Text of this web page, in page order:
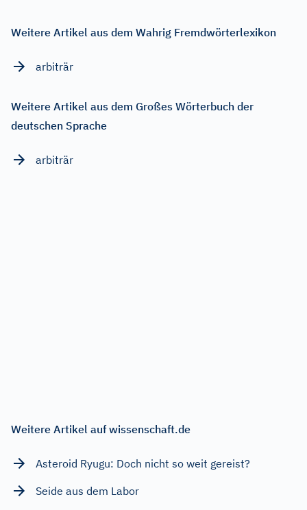
Weitere Artikel aus dem Wahrig Fremdwörterlexikon
arbiträr
Weitere Artikel aus dem Großes Wörterbuch der
deutschen Sprache
arbiträr
Weitere Artikel auf wissenschaft.de
Asteroid Ryugu: Doch nicht so weit gereist?
Seide aus dem Labor